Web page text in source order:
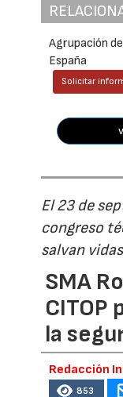
Agrupación
España
Solicitar
El 23 de
congreso
salvan
SMA
CITOP
la
Redacción
853